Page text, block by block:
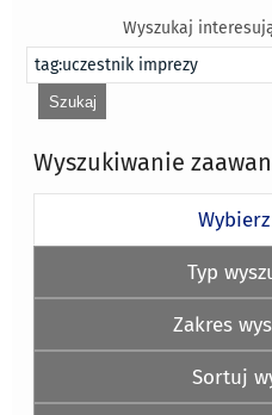
Wyszukaj
Wyszukiwanie
Typ
Zakres
Sortuj